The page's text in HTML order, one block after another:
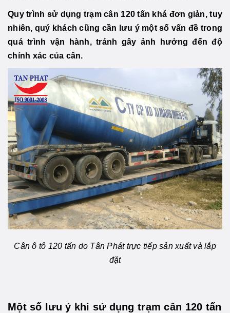
Quy trình sử dụng trạm cân 120 tấn khá đơn giản, tuy
nhiên, quý khách cũng cần lưu ý một số vấn đề trong
quá trình vận hành, tránh gây ảnh hưởng đến độ
chính xác của cân.
Cân ô tô 120 tấn do Tân Phát trực tiếp sản xuất và lắp
đặt
Một số lưu ý khi sử dụng trạm cân 120 tấn